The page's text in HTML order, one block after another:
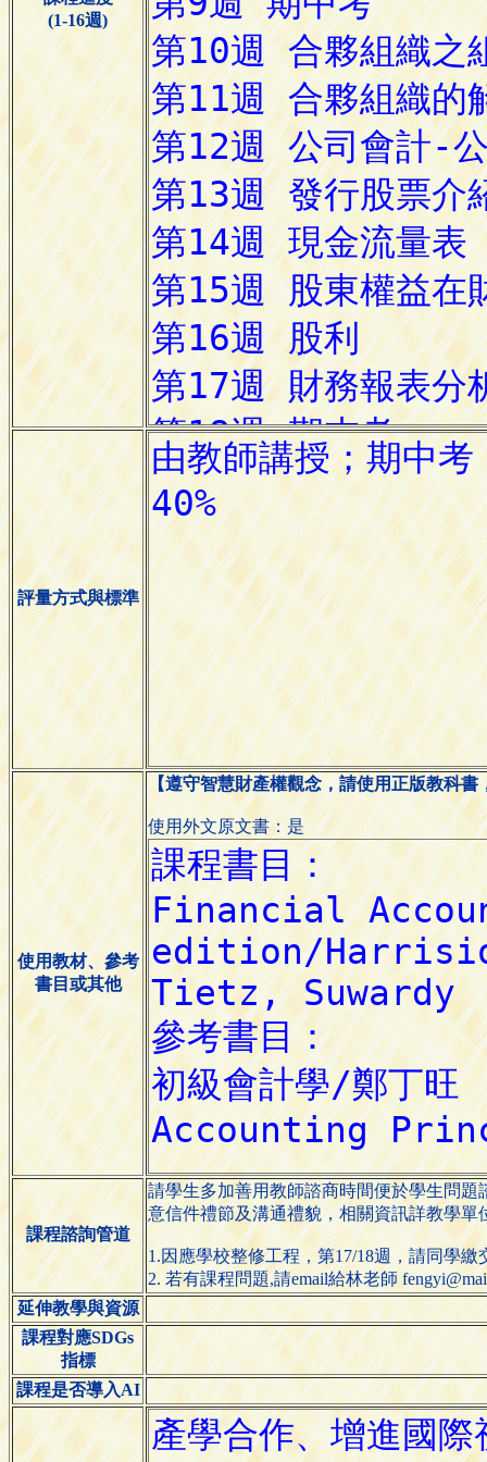
(1-16週)
評量方式與標準
使用教材、參考
書目或其他
【遵守智慧財產權觀念，請使用正版教科書
使用外文原文書：是
課程諮詢管道
請學生多加善用教師諮商時間便於學生問
意信件禮節及溝通禮貌，相關資訊詳教學單
1.因應學校整修工程，第17/18週，請同學
2. 若有課程問題,請email給林老師
延伸教學與資源
課程對應SDGs
指標
課程是否導入AI